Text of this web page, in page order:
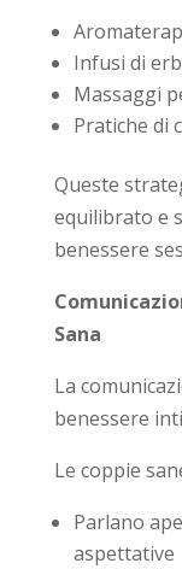
Infusi di
Massaggi
Pratiche di
Queste
equilibrato e
benessere
Sana
La
benessere
Le coppie
Parlano
aspettative